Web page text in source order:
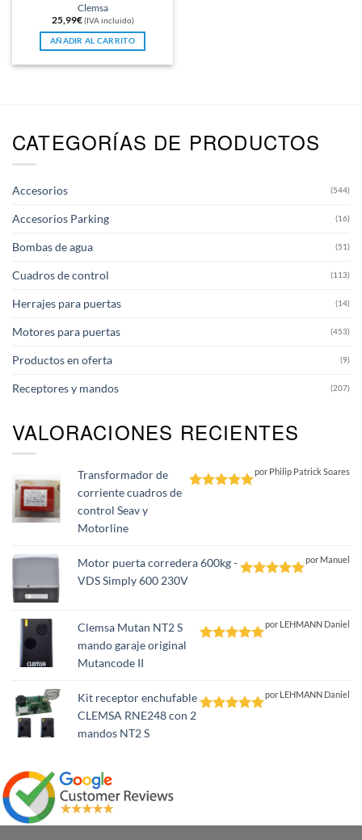
Clemsa
25,99€ (IVA incluido)
AÑADIR AL CARRITO
CATEGORÍAS DE PRODUCTOS
Accesorios (544)
Accesorios Parking (16)
Bombas de agua (51)
Cuadros de control (113)
Herrajes para puertas (14)
Motores para puertas (453)
Productos en oferta (9)
Receptores y mandos (207)
VALORACIONES RECIENTES
Transformador de
corriente cuadros de
control Seav y
Motorline
por Philip Patrick Soares
Motor puerta corredera 600kg -
VDS Simply 600 230V
por Manuel
Clemsa Mutan NT2 S
mando garaje original
Mutancode II
por LEHMANN Daniel
Kit receptor enchufable
CLEMSA RNE248 con 2
mandos NT2 S
por LEHMANN Daniel